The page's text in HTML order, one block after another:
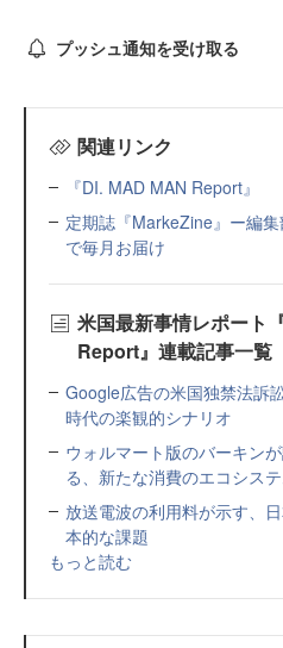
プッシュ通知を受け取る
関連リンク
『DI. MAD MAN Report』
定期誌『MarkeZine』ー編
で毎月お届け
米国最新事情レポート
Report』連載記事一覧
Google広告の米国独禁法
時代の楽観的シナリオ
ウォルマート版のバーキン
る、新たな消費のエコシス
放送電波の利用料が示す、
本的な課題
もっと読む